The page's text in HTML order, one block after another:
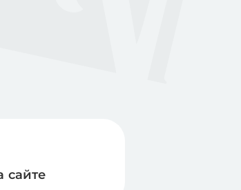
сайте